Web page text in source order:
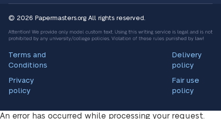
© 2026 Papermasters.org All rights reserved.
Terms and
Conditions
Privacy
policy
Delivery
policy
Fair use
policy
An error has occurred while processing your request.